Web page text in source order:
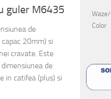
guler M6435
de
20mm) si
cravate. Este
de
in catifea (plus) si
Color